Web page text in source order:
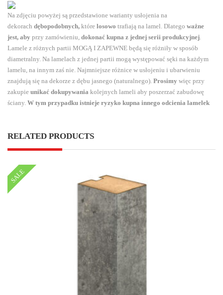
Na zdjęciu powyżej są przedstawione warianty usłojenia na
dekorach dębopodobnych, które losowo trafiają na lamel. Dlatego ważne
jest, aby przy zamówieniu, dokonać kupna z jednej serii produkcyjnej.
Lamele z różnych partii MOGĄ I ZAPEWNE będą się różniły w sposób
diametralny. Na lamelach z jednej partii mogą występować sęki na każdym
lamelu, na innym zaś nie. Najmniejsze różnice w usłojeniu i ubarwieniu
znajdują się na dekorze z dębu jasnego (naturalnego). Prosimy więc przy
zakupie unikać dokupywania kolejnych lameli aby poszerzać zabudowę
ściany. W tym przypadku istnieje ryzyko kupna innego odcienia lamelek
RELATED PRODUCTS
SALE